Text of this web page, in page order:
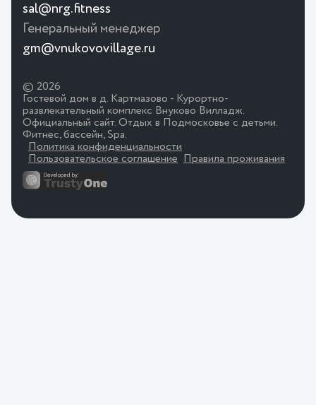
sal@nrg.fitness
Генеральный менеджер
gm@vnukovovillage.ru
© 2026
Гостевой дом в д. Картмазово - Курортно-
развлекательный комплекс Внуково Вилладж.
Официальный сайт. Отдых в Подмосковье с детьми.
Фитнес, бассейн, Spa.
Политика конфиденциальности
Пользовательское соглашение
Правила проживания